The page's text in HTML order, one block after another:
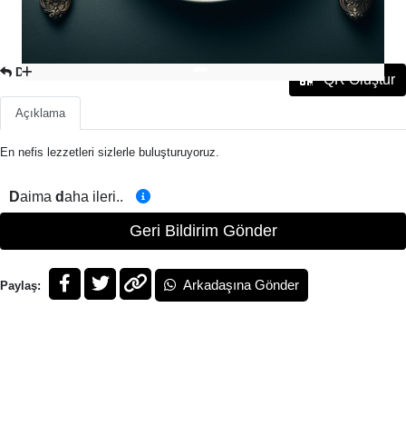
DÜRÜMLER QR Oluştur
Açıklama
En nefis lezzetleri sizlerle buluşturuyoruz.
Daima daha ileri..
Geri Bildirim Gönder
Paylaş: Arkadaşına Gönder